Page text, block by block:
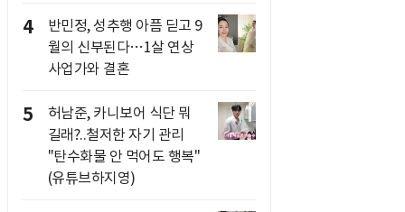
4
반민정, 성추행 아픔 딛고 9
월의 신부된다…1살 연상
사업가와 결혼
5
허남준, 카니보어 식단 뭐
길래?..철저한 자기 관리
"탄수화물 안 먹어도 행복"
(유튜브하지영)